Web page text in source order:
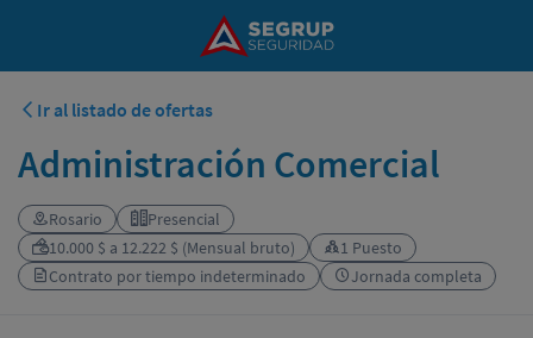
Ir al listado de ofertas
Administración Comercial
Rosario
Presencial
10.000 $ a 12.222 $ (Mensual bruto)
1 Puesto
Contrato por tiempo indeterminado
Jornada completa